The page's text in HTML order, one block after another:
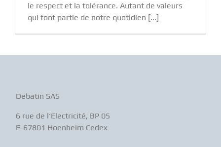
le respect et la tolérance. Autant de valeurs
qui font partie de notre quotidien [...]
Debatin SAS
6 rue de l‘Electricité, BP 05
F-67801 Hoenheim Cedex